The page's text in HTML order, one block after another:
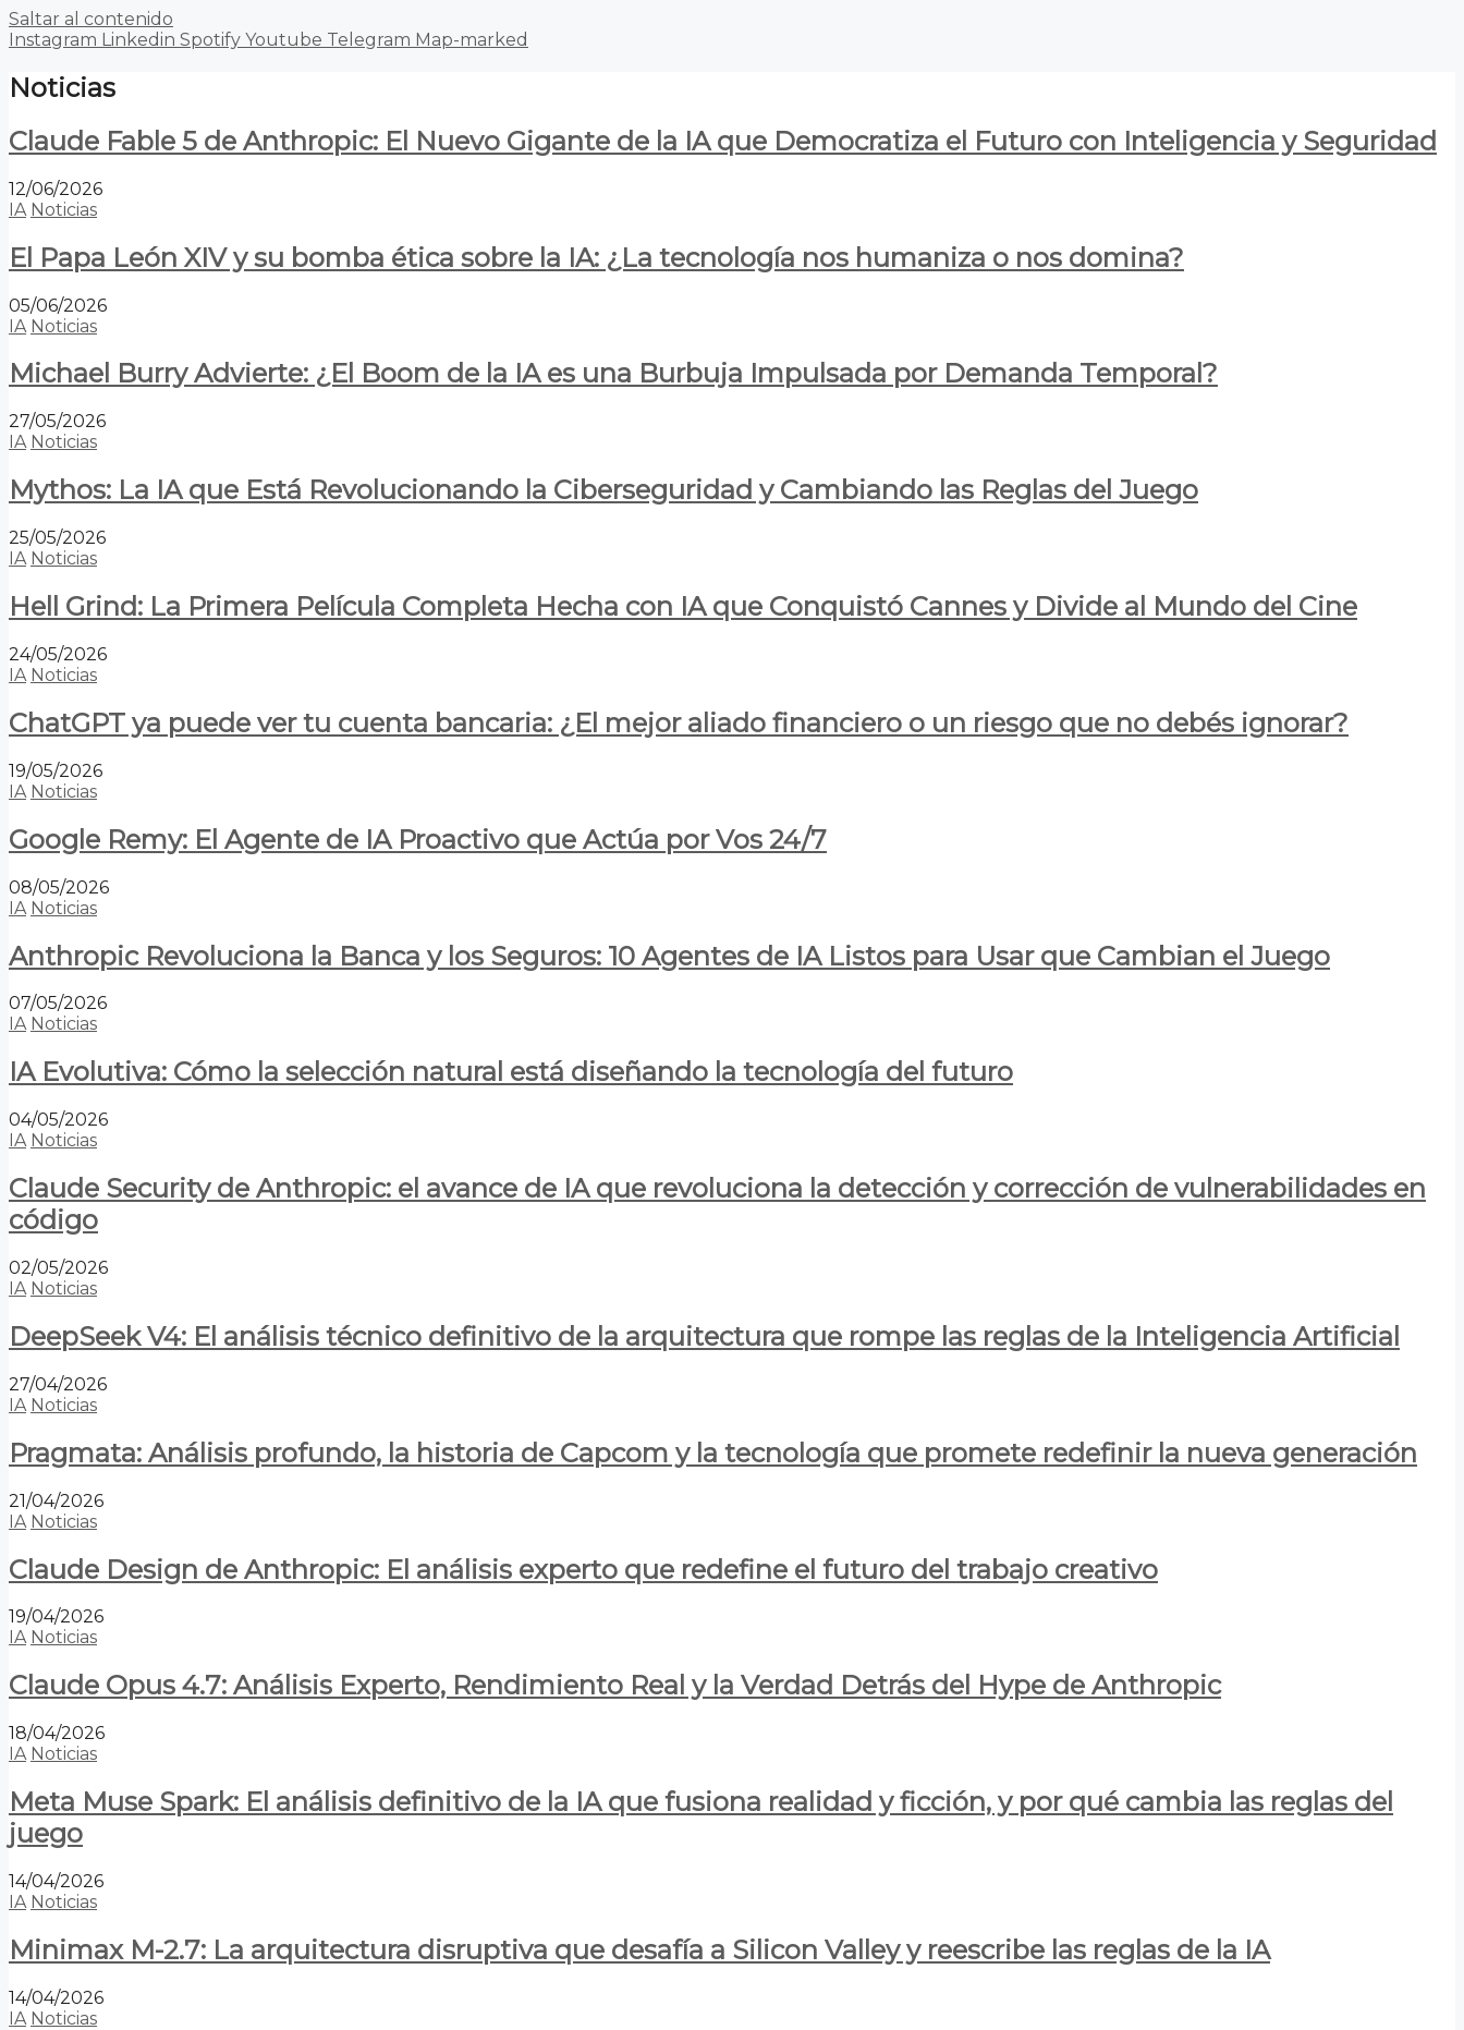
Saltar al contenido
Instagram Linkedin Spotify Youtube Telegram Map-marked
Noticias
Claude Fable 5 de Anthropic: El Nuevo Gigante de la IA que Democratiza el Futuro con Inteligencia y Seguridad
12/06/2026
IA Noticias
El Papa León XIV y su bomba ética sobre la IA: ¿La tecnología nos humaniza o nos domina?
05/06/2026
IA Noticias
Michael Burry Advierte: ¿El Boom de la IA es una Burbuja Impulsada por Demanda Temporal?
27/05/2026
IA Noticias
Mythos: La IA que Está Revolucionando la Ciberseguridad y Cambiando las Reglas del Juego
25/05/2026
IA Noticias
Hell Grind: La Primera Película Completa Hecha con IA que Conquistó Cannes y Divide al Mundo del Cine
24/05/2026
IA Noticias
ChatGPT ya puede ver tu cuenta bancaria: ¿El mejor aliado financiero o un riesgo que no debés ignorar?
19/05/2026
IA Noticias
Google Remy: El Agente de IA Proactivo que Actúa por Vos 24/7
08/05/2026
IA Noticias
Anthropic Revoluciona la Banca y los Seguros: 10 Agentes de IA Listos para Usar que Cambian el Juego
07/05/2026
IA Noticias
IA Evolutiva: Cómo la selección natural está diseñando la tecnología del futuro
04/05/2026
IA Noticias
Claude Security de Anthropic: el avance de IA que revoluciona la detección y corrección de vulnerabilidades en
código
02/05/2026
IA Noticias
DeepSeek V4: El análisis técnico definitivo de la arquitectura que rompe las reglas de la Inteligencia Artificial
27/04/2026
IA Noticias
Pragmata: Análisis profundo, la historia de Capcom y la tecnología que promete redefinir la nueva generación
21/04/2026
IA Noticias
Claude Design de Anthropic: El análisis experto que redefine el futuro del trabajo creativo
19/04/2026
IA Noticias
Claude Opus 4.7: Análisis Experto, Rendimiento Real y la Verdad Detrás del Hype de Anthropic
18/04/2026
IA Noticias
Meta Muse Spark: El análisis definitivo de la IA que fusiona realidad y ficción, y por qué cambia las reglas del
juego
14/04/2026
IA Noticias
Minimax M-2.7: La arquitectura disruptiva que desafía a Silicon Valley y reescribe las reglas de la IA
14/04/2026
IA Noticias